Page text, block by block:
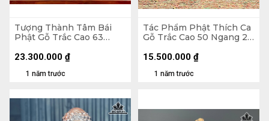
Tượng Thành Tâm Bái
Phật Gỗ Trắc Cao 63
1 năm trước
23.300.000 ₫
Tác Phẩm Phật Thích Ca
Gỗ Trắc Cao 50 Ngang 27
1 năm trước
15.500.000 ₫